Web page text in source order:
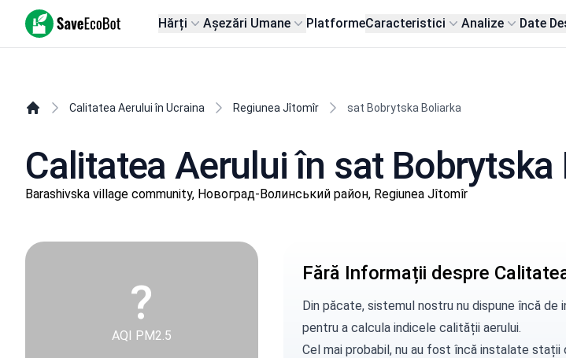
SaveEcoBot Hărți Așezări Umane PlatformeCaracteristici Analize Date
Calitatea Aerului în Ucraina Regiunea Jîtomîr sat Bobrytska Boliarka
Calitatea Aerului în sat Bobrytska
Barashivska village community, Новоград-Волинський район, Regiunea Jîtomîr
?
AQI PM2.5
Fără Informații despre
Din păcate, sistemul nostru nu dispune încă
pentru a calcula indicele calității aerului.
Cel mai probabil, nu au fost încă instalate